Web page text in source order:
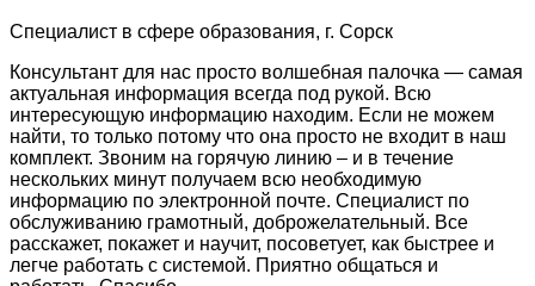
Специалист в сфере образования, г. Сорск
Консультант для нас просто волшебная палочка — самая
актуальная информация всегда под рукой. Всю
интересующую информацию находим. Если не можем
найти, то только потому что она просто не входит в наш
комплект. Звоним на горячую линию – и в течение
нескольких минут получаем всю необходимую
информацию по электронной почте. Специалист по
обслуживанию грамотный, доброжелательный. Все
расскажет, покажет и научит, посоветует, как быстрее и
легче работать с системой. Приятно общаться и